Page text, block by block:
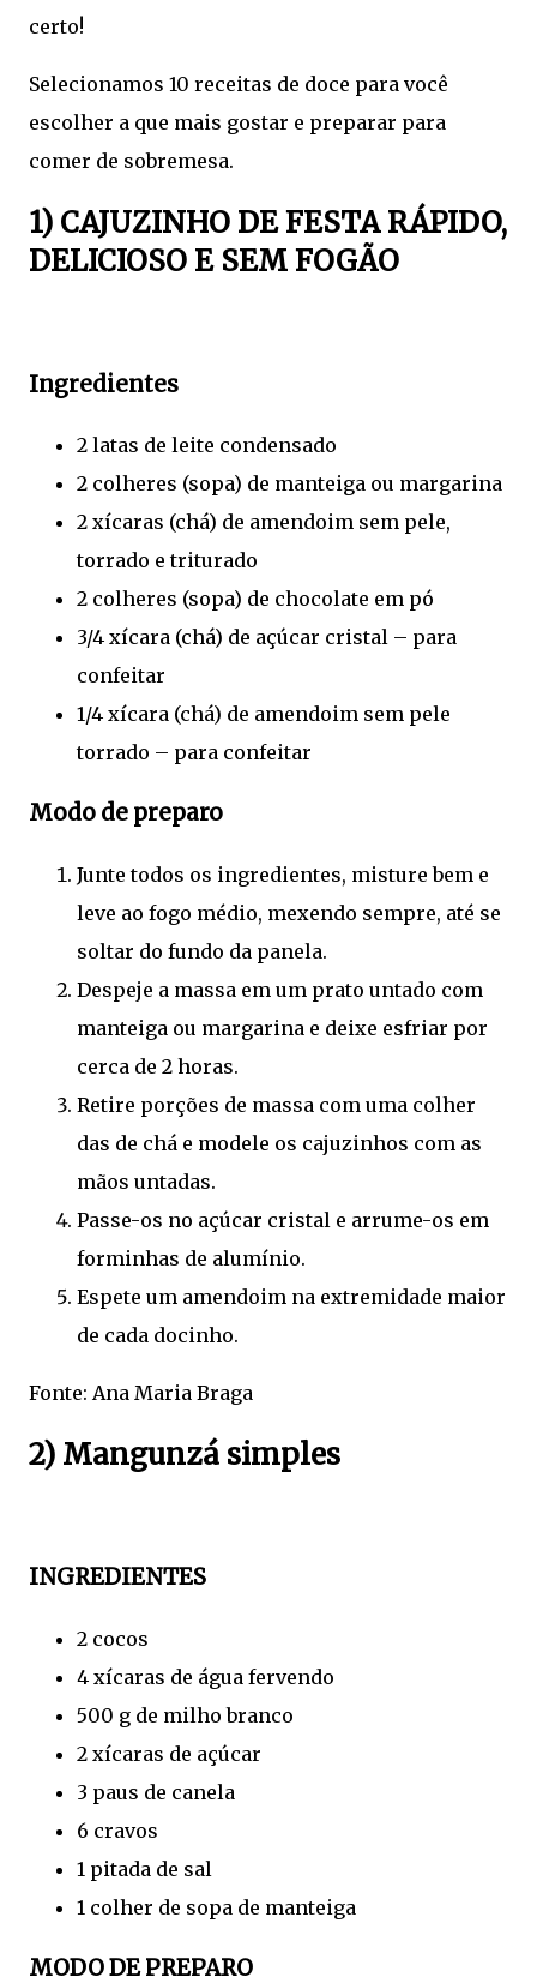
certo!
Selecionamos 10 receitas de doce para você
escolher a que mais gostar e preparar para
comer de sobremesa.
1) CAJUZINHO DE FESTA RÁPIDO,
DELICIOSO E SEM FOGÃO
Ingredientes
2 latas de leite condensado
2 colheres (sopa) de manteiga ou margarina
2 xícaras (chá) de amendoim sem pele,
torrado e triturado
2 colheres (sopa) de chocolate em pó
3/4 xícara (chá) de açúcar cristal – para
confeitar
1/4 xícara (chá) de amendoim sem pele
torrado – para confeitar
Modo de preparo
Junte todos os ingredientes, misture bem e
leve ao fogo médio, mexendo sempre, até se
soltar do fundo da panela.
Despeje a massa em um prato untado com
manteiga ou margarina e deixe esfriar por
cerca de 2 horas.
Retire porções de massa com uma colher
das de chá e modele os cajuzinhos com as
mãos untadas.
Passe-os no açúcar cristal e arrume-os em
forminhas de alumínio.
Espete um amendoim na extremidade maior
de cada docinho.
Fonte: Ana Maria Braga
2) Mangunzá simples
INGREDIENTES
2 cocos
4 xícaras de água fervendo
500 g de milho branco
2 xícaras de açúcar
3 paus de canela
6 cravos
1 pitada de sal
1 colher de sopa de manteiga
MODO DE PREPARO